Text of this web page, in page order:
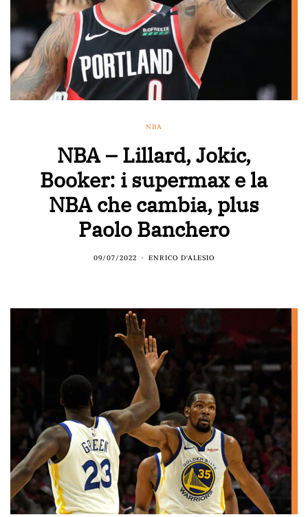
NBA
NBA – Lillard, Jokic,
Booker: i supermax e la
NBA che cambia, plus
Paolo Banchero
09/07/2022 ENRICO D'ALESIO